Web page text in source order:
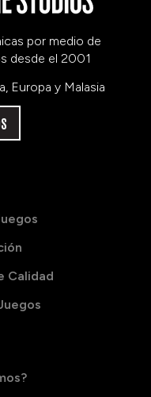
por medio de
desde el 2001
Europa y Malasia
Calidad